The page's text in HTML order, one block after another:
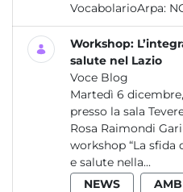
VocabolarioArpa:
Workshop:
salute nel Lazio
Voce Blog
Martedì 6
presso la sala
Rosa Raimondi
workshop “La sfida
e salute nella...
NEWS